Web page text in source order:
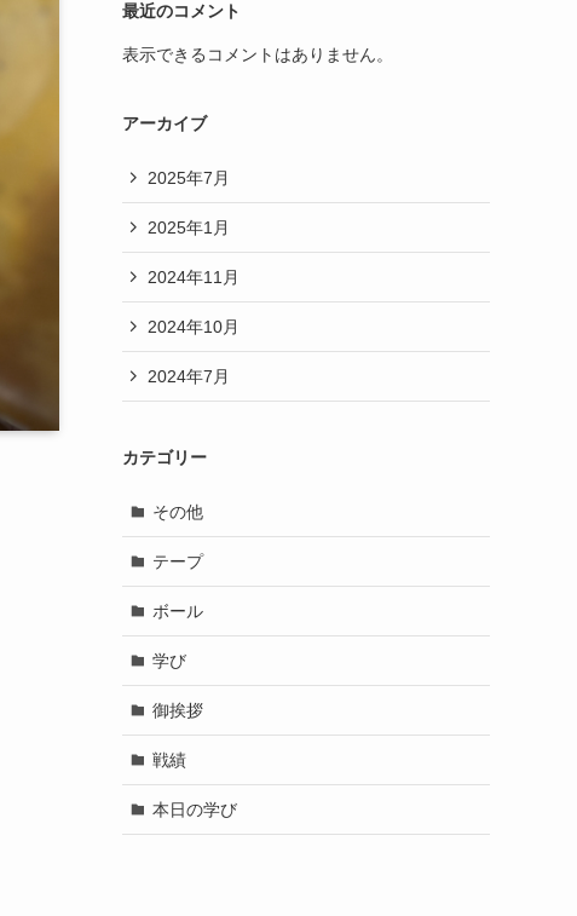
最近のコメント
表示できるコメントはありません。
アーカイブ
2025年7月
2025年1月
2024年11月
2024年10月
2024年7月
カテゴリー
その他
テープ
ボール
学び
御挨拶
戦績
本日の学び